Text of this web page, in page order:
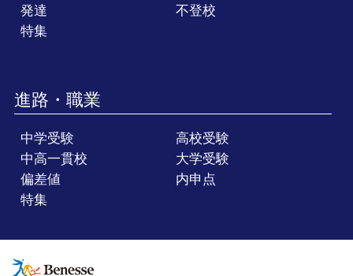
発達
不登校
特集
進路・職業
中学受験
高校受験
中高一貫校
大学受験
偏差値
内申点
特集